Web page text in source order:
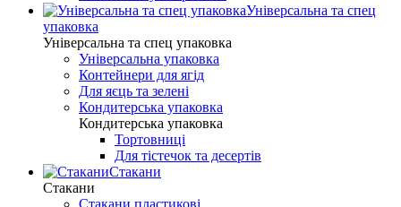
Універсальна та спец
упаковка
Універсальна та спец упаковка
Універсальна упаковка
Контейнери для ягід
Для яєць та зелені
Кондитерська упаковка
Кондитерська упаковка
Тортовниці
Для тістечок та десертів
Стакани
Стакани
Стакани пластикові